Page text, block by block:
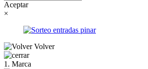
Aceptar
×
Volver
1. Marca